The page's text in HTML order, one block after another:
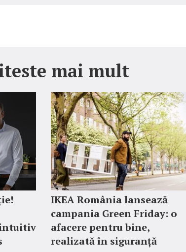
mai mult
intuitiv
IKEA România lansează
campania Green Friday: o
afacere pentru bine,
realizată în siguranță